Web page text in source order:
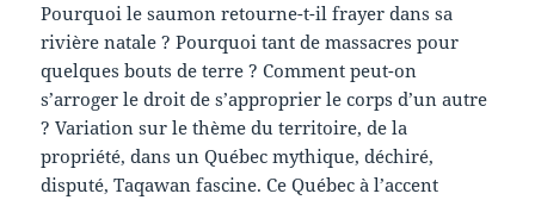
Pourquoi le saumon retourne-t-il frayer dans sa
rivière natale ? Pourquoi tant de massacres pour
quelques bouts de terre ? Comment peut-on
s’arroger le droit de s’approprier le corps d’un autre
? Variation sur le thème du territoire, de la
propriété, dans un Québec mythique, déchiré,
disputé, Taqawan fascine. Ce Québec à l’accent